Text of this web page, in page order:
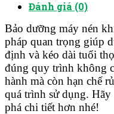
Đánh giá (0)
Bảo dưỡng máy nén
pháp quan trọng giúp
định và kéo dài tuổi
đúng quy trình không
hành mà còn hạn chế
quá trình sử dụng. Hãy
phá chi tiết hơn nhé!